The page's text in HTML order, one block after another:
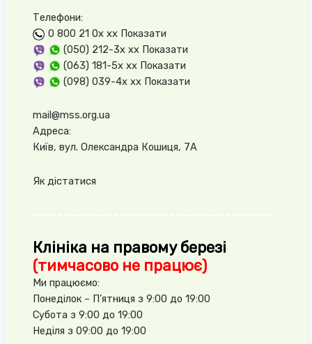
Телефони:
0 800 21 0x xxПоказати
(050) 212-3x xxПоказати
(063) 181-5x xxПоказати
(098) 039-4x xxПоказати
mail@mss.org.ua
Адреса:
Київ, вул. Олександра Кошиця, 7А
Як дістатися
Клініка на правому березі
(тимчасово не працює)
Ми працюємо:
Понеділок – П’ятниця з 9:00 до 19:00
Субота з 9:00 до 19:00
Неділя з 09:00 до 19:00